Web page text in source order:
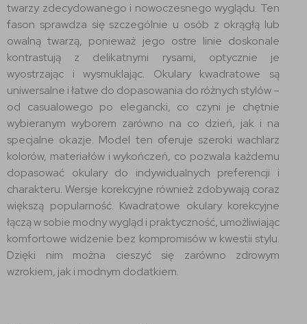
twarzy zdecydowanego i nowoczesnego wyglądu. Ten
fason sprawdza się szczególnie u osób z okrągłą lub
owalną twarzą, ponieważ jego ostre linie doskonale
kontrastują z delikatnymi rysami, optycznie je
wyostrzając i wysmuklając. Okulary kwadratowe są
uniwersalne i łatwe do dopasowania do różnych stylów –
od casualowego po elegancki, co czyni je chętnie
wybieranym wyborem zarówno na co dzień, jak i na
specjalne okazje. Model ten oferuje szeroki wachlarz
kolorów, materiałów i wykończeń, co pozwala każdemu
dopasować okulary do indywidualnych preferencji i
charakteru. Wersje korekcyjne również zdobywają coraz
większą popularność. Kwadratowe okulary korekcyjne
łączą w sobie modny wygląd i praktyczność, umożliwiając
komfortowe widzenie bez kompromisów w kwestii stylu.
Dzięki nim można cieszyć się zarówno zdrowym
wzrokiem, jak i modnym dodatkiem.